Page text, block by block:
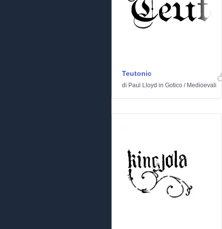
Teutonic
di Paul Lloyd in Gotico / Medioevali